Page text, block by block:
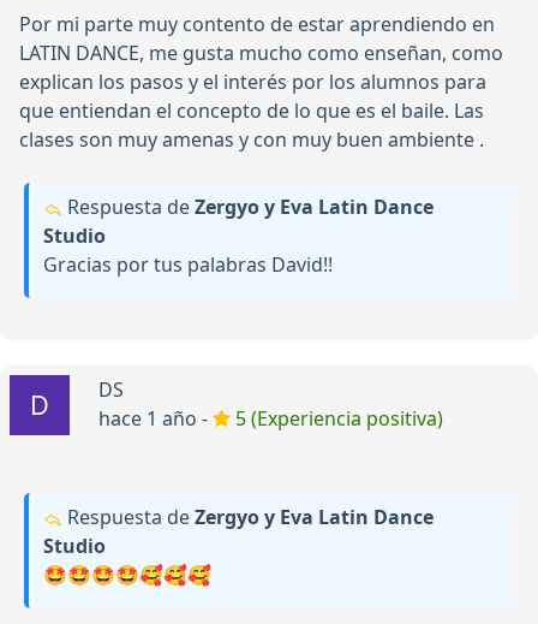
Por mi parte muy contento de estar aprendiendo en
LATIN DANCE, me gusta mucho como enseñan, como
explican los pasos y el interés por los alumnos para
que entiendan el concepto de lo que es el baile. Las
clases son muy amenas y con muy buen ambiente .
Respuesta deZergyo y Eva Latin Dance
Studio
Gracias por tus palabras David!!
DS
hace 1 año -
5 (Experiencia positiva)
Respuesta deZergyo y Eva Latin Dance
Studio
🤩🤩🤩🤩🥰🥰🥰